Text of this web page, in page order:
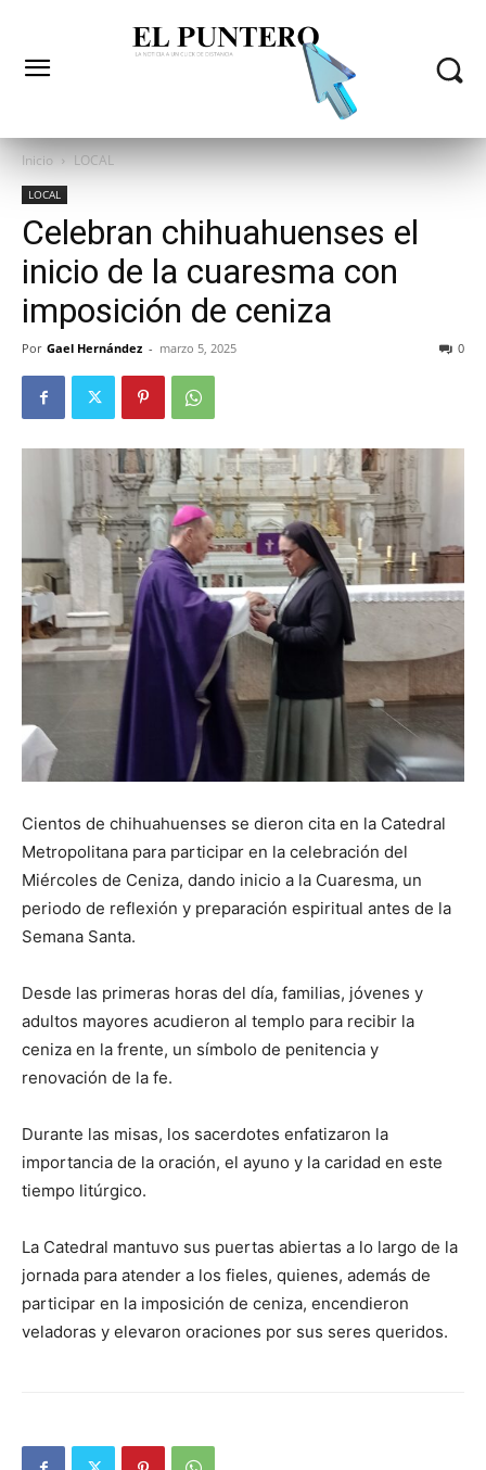
Inicio LOCAL
LOCAL
Celebran chihuahuenses el
inicio de la cuaresma con
imposición de ceniza
Por Gael Hernández - marzo 5, 2025 0
Cientos de chihuahuenses se dieron cita en la Catedral
Metropolitana para participar en la celebración del
Miércoles de Ceniza, dando inicio a la Cuaresma, un
periodo de reflexión y preparación espiritual antes de la
Semana Santa.
Desde las primeras horas del día, familias, jóvenes y
adultos mayores acudieron al templo para recibir la
ceniza en la frente, un símbolo de penitencia y
renovación de la fe.
Durante las misas, los sacerdotes enfatizaron la
importancia de la oración, el ayuno y la caridad en este
tiempo litúrgico.
La Catedral mantuvo sus puertas abiertas a lo largo de la
jornada para atender a los fieles, quienes, además de
participar en la imposición de ceniza, encendieron
veladoras y elevaron oraciones por sus seres queridos.